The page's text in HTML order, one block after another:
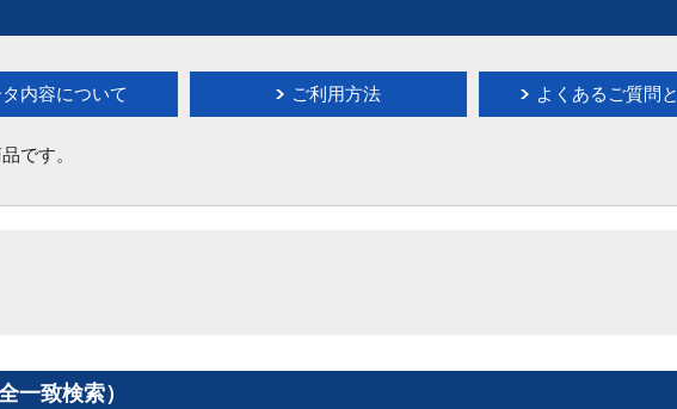
内容について ご利用方法 よくあるご質問
です。
一致検索）